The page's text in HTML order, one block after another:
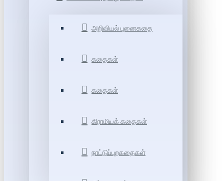
அறிவியல் புனைகதை
கதைகள்
கதைகள்
கிராமியக் கதைகள்
நாட்டுப்புறகதைகள்